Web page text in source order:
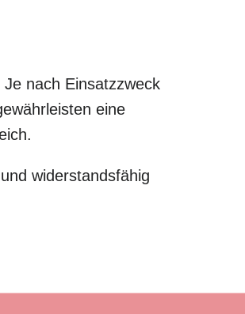
nach Einsatzzweck
eine
widerstandsfähig